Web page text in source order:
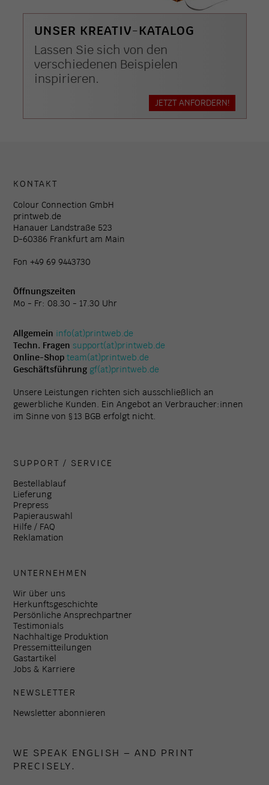
UNSER KREATIV-KATALOG
Lassen Sie sich von den
verschiedenen Beispielen
inspirieren.
JETZT ANFORDERN!
KONTAKT
Colour Connection GmbH
printweb.de
Hanauer Landstraße 523
D-60386 Frankfurt am Main
Fon +49 69 9443730
Öffnungszeiten
Mo - Fr: 08.30 - 17.30 Uhr
Allgemein info(at)printweb.de
Techn. Fragen support(at)printweb.de
Online-Shop team(at)printweb.de
Geschäftsführung gf(at)printweb.de
Unsere Leistungen richten sich ausschließlich an
gewerbliche Kunden. Ein Angebot an Verbraucher:innen
im Sinne von § 13 BGB erfolgt nicht.
SUPPORT / SERVICE
Bestellablauf
Lieferung
Prepress
Papierauswahl
Hilfe / FAQ
Reklamation
UNTERNEHMEN
Wir über uns
Herkunftsgeschichte
Persönliche Ansprechpartner
Testimonials
Nachhaltige Produktion
Pressemitteilungen
Gastartikel
Jobs & Karriere
NEWSLETTER
Newsletter abonnieren
WE SPEAK ENGLISH – AND PRINT
PRECISELY.